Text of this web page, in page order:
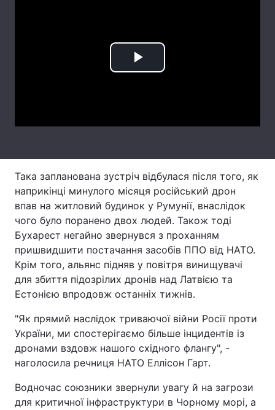
Play
Така запланована зустріч відбулася після того, як
наприкінці минулого місяця російський дрон
впав на житловий будинок у Румунії, внаслідок
чого було поранено двох людей. Також тоді
Бухарест негайно звернувся з проханням
пришвидшити постачання засобів ППО від НАТО.
Крім того, альянс підняв у повітря винищувачі
для збиття підозрілих дронів над Латвією та
Естонією впродовж останніх тижнів.
"Як прямий наслідок триваючої війни Росії проти
України, ми спостерігаємо більше інцидентів із
дронами вздовж нашого східного флангу", -
наголосила речниця НАТО Еллісон Гарт.
Водночас союзники звернули увагу й на загрози
для критичної інфраструктури в Чорному морі, а